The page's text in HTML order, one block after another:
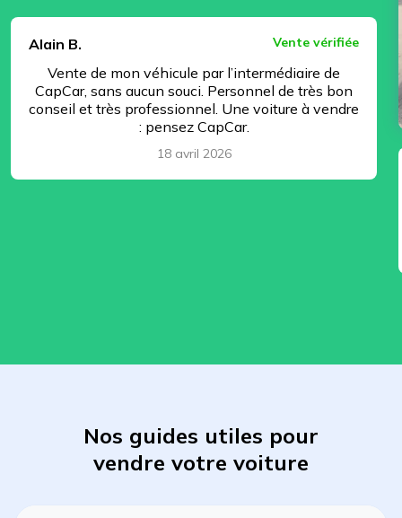
Alain B. Vente vérifiée
Vente de mon véhicule par l’intermédiaire de
CapCar, sans aucun souci. Personnel de très bon
conseil et très professionnel. Une voiture à vendre
: pensez CapCar.
18 avril 2026
Nos guides utiles pour
vendre votre voiture